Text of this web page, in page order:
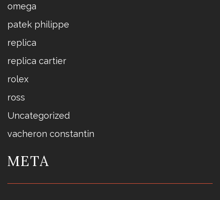
omega
patek philippe
replica
replica cartier
rolex
ross
Uncategorized
vacheron constantin
META